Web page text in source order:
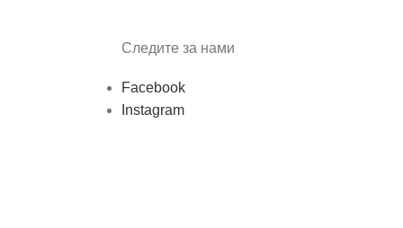
Следите за нами
Facebook
Instagram